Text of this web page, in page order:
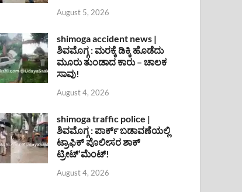
August 5, 2026
shimoga accident news |
ಶಿವಮೊಗ್ಗ : ಮರಕ್ಕೆ ಡಿಕ್ಕಿ ಹೊಡೆದು
ಮೂರು ತುಂಡಾದ ಕಾರು – ಚಾಲಕ
ಸಾವು!
August 4, 2026
shimoga traffic police |
ಶಿವಮೊಗ್ಗ : ಪಾರ್ಕ್ ಬಡಾವಣೆಯಲ್ಲಿ
ಟ್ರಾಫಿಕ್ ಪೊಲೀಸರ ಶಾಕ್
ಟ್ರೀಟ್’ಮೆಂಟ್!
August 4, 2026